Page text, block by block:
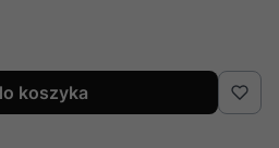
koszyka